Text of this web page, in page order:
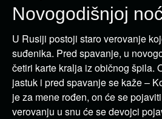
Novogodišnjoj
U Rusiji postoji staro verovanje
suđenika. Pred spavanje, u
četiri karte kralja iz običnog špila.
jastuk i pred spavanje se kaže –
je za mene rođen, on će se
verovanju u snu će se devojci